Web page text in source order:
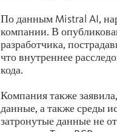
По данным Mistral AI,
компании. В
разработчика,
что внутреннее
кода.
Компания также
данные, а также среды
затронутые данные не